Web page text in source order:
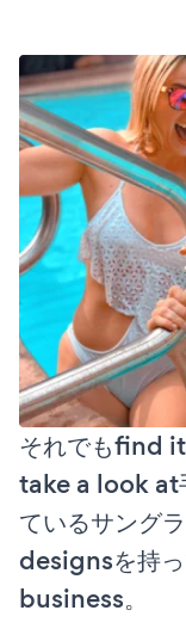
それでもfind
take a look at
ているサング
designsを持
business。